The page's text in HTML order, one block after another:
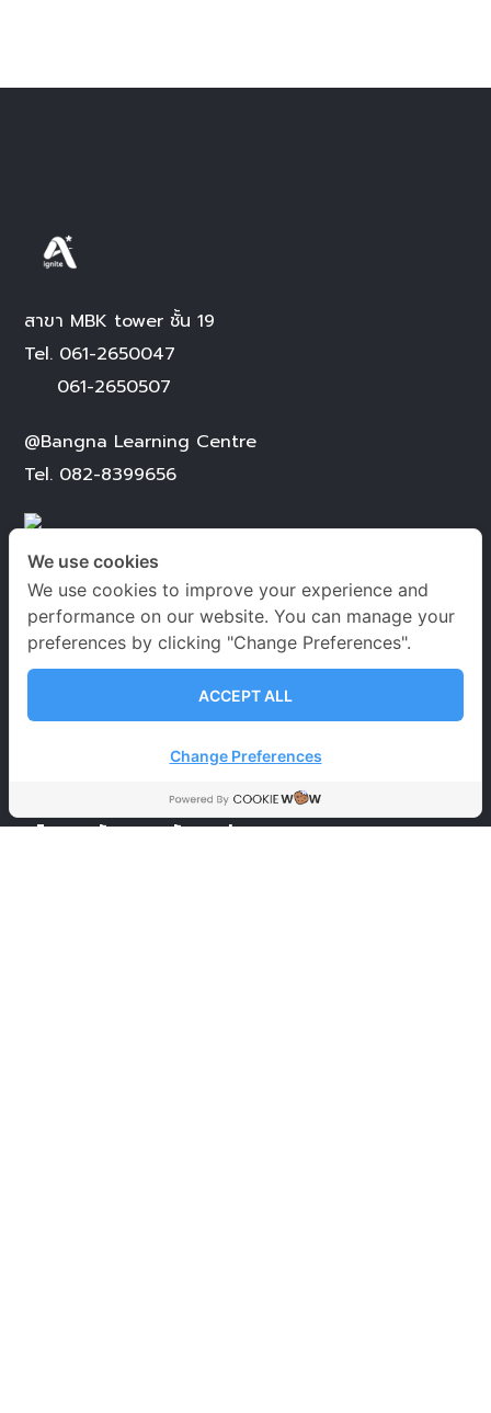
สาขา MBK tower ชั้น 19
Tel. 061-2650047
061-2650507
@Bangna Learning Centre
Tel. 082-8399656
เวลาเปิด-ปิดทำการ
09.00-20.00 น.
อาทิตย์ 09.00-18.00 น.
09.00-18.00 น.
นโยบายคุ้มครองข้อมูลส่วนบุคคล
We use cookies
We use cookies to improve your experience and
performance on our website. You can manage your
preferences by clicking "Change Preferences".
ACCEPT ALL
Change Preferences